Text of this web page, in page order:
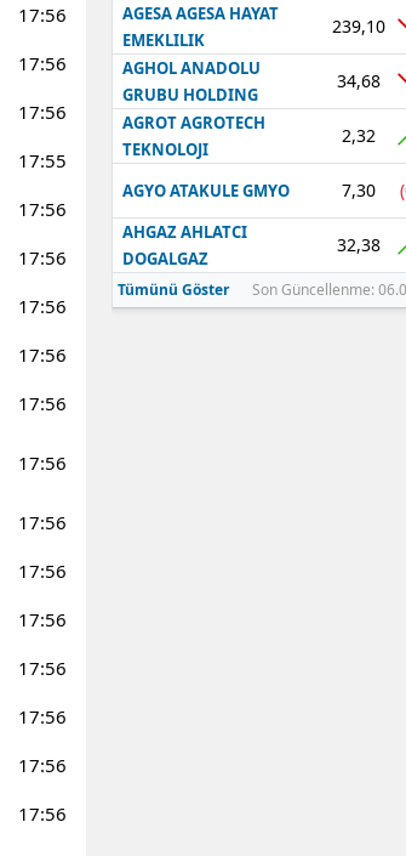
17:56
17:56
17:56
17:55
17:56
17:56
17:56
17:56
17:56
17:56
17:56
17:56
17:56
17:56
17:56
17:56
17:56
AGESA AGESA HAYAT
EMEKLILIK
239,10
AGHOL ANADOLU
GRUBU HOLDING
34,68
AGROT AGROTECH
TEKNOLOJI
2,32
AGYO ATAKULE GMYO 7,30
AHGAZ AHLATCI
DOGALGAZ
32,38
Tümünü Göster Son Güncellenme: